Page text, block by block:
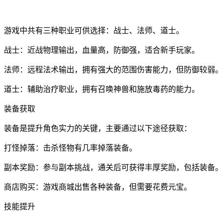
游戏中共有三种职业可供选择：战士、法师、道士。
战士：近战物理输出，血量高，防御强，适合新手玩家。
法师：远程法术输出，拥有强大的范围伤害能力，但防御较弱
道士：辅助治疗职业，拥有召唤神兽和施放毒药的能力。
装备获取
装备是提升角色实力的关键，主要通过以下途径获取：
打怪掉落：击杀怪物有几率掉落装备。
副本奖励：参与副本挑战，通关后可获得丰厚奖励，包括装备
商店购买：游戏商城出售各种装备，但需要花费元宝。
技能提升